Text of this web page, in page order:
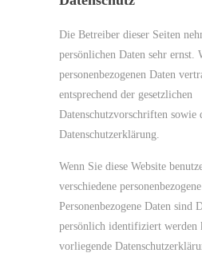
Die Betreiber dieser Seiten
persönlichen Daten sehr ernst.
personenbezogenen Daten
entsprechend der gesetzlichen
Datenschutzvorschriften sowie
Datenschutzerklärung.
Wenn Sie diese Website
verschiedene
Personenbezogene Daten sind
persönlich identifiziert werden
vorliegende